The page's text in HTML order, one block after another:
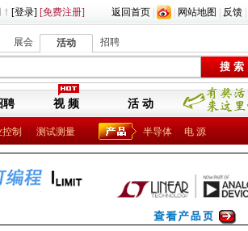
[登录] [免费注册] 返回首页 网站地图 反馈
展会 活动 招聘
聘 视 频 活 动
制 测试测量 半导体 电 源